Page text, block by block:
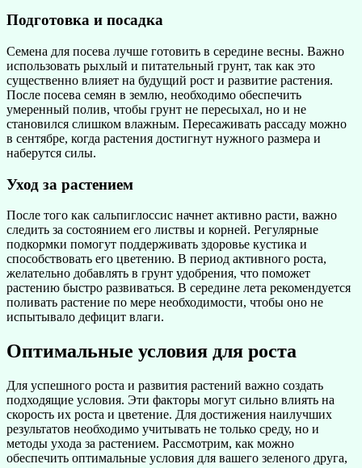
Подготовка и посадка
Семена для посева лучше готовить в середине весны. Важно
использовать рыхлый и питательный грунт, так как это
существенно влияет на будущий рост и развитие растения.
После посева семян в землю, необходимо обеспечить
умеренный полив, чтобы грунт не пересыхал, но и не
становился слишком влажным. Пересаживать рассаду можно
в сентябре, когда растения достигнут нужного размера и
наберутся силы.
Уход за растением
После того как сальпиглоссис начнет активно расти, важно
следить за состоянием его листвы и корней. Регулярные
подкормки помогут поддерживать здоровье кустика и
способствовать его цветению. В период активного роста,
желательно добавлять в грунт удобрения, что поможет
растению быстро развиваться. В середине лета рекомендуется
поливать растение по мере необходимости, чтобы оно не
испытывало дефицит влаги.
Оптимальные условия для роста
Для успешного роста и развития растений важно создать
подходящие условия. Эти факторы могут сильно влиять на
скорость их роста и цветение. Для достижения наилучших
результатов необходимо учитывать не только среду, но и
методы ухода за растением. Рассмотрим, как можно
обеспечить оптимальные условия для вашего зеленого друга,